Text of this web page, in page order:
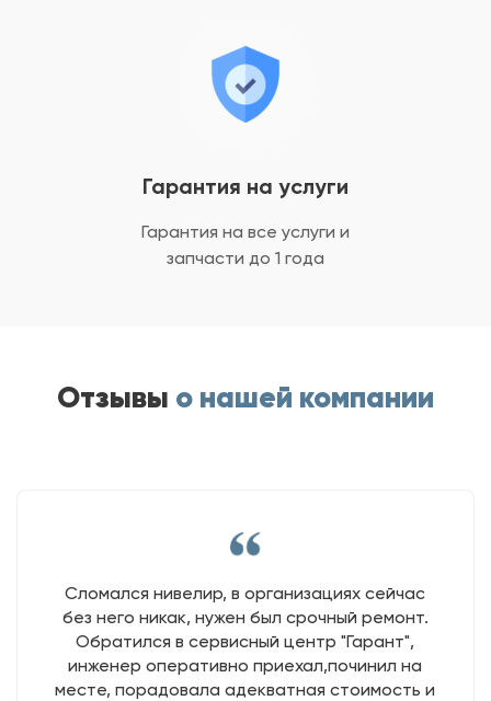
Гарантия на услуги
Гарантия на все услуги и
запчасти до 1 года
Отзывы о нашей компании
Сломался нивелир, в организациях сейчас
без него никак, нужен был срочный ремонт.
Обратился в сервисный центр "Гарант",
инженер оперативно приехал,починил на
месте, порадовала адекватная стоимость и